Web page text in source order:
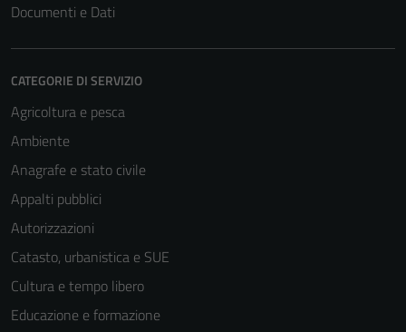
Documenti e Dati
CATEGORIE DI SERVIZIO
Agricoltura e pesca
Ambiente
Anagrafe e stato civile
Appalti pubblici
Autorizzazioni
Catasto, urbanistica e SUE
Cultura e tempo libero
Educazione e formazione